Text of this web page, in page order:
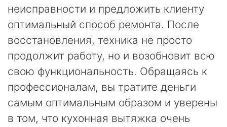
неисправности и предложить клиенту
оптимальный способ ремонта. После
восстановления, техника не просто
продолжит работу, но и возобновит всю
свою функциональность. Обращаясь к
профессионалам, вы тратите деньги
самым оптимальным образом и уверены
в том, что кухонная вытяжка очень